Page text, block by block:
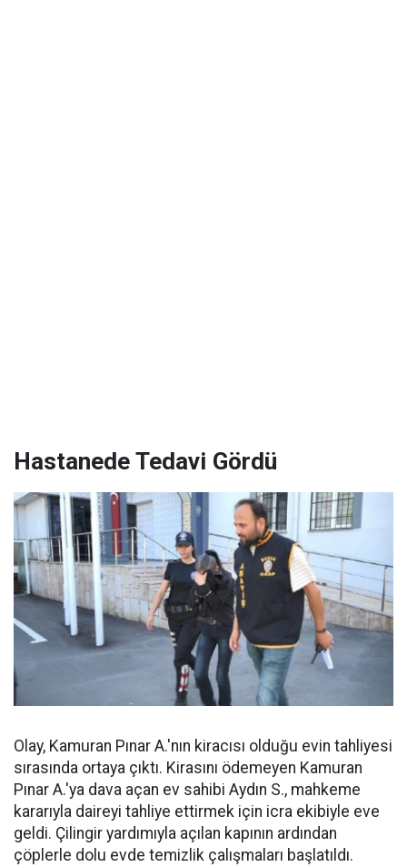
Hastanede Tedavi Gördü
Olay, Kamuran Pınar A.'nın kiracısı olduğu evin tahliyesi
sırasında ortaya çıktı. Kirasını ödemeyen Kamuran
Pınar A.'ya dava açan ev sahibi Aydın S., mahkeme
kararıyla daireyi tahliye ettirmek için icra ekibiyle eve
geldi. Çilingir yardımıyla açılan kapının ardından
çöplerle dolu evde temizlik çalışmaları başlatıldı.